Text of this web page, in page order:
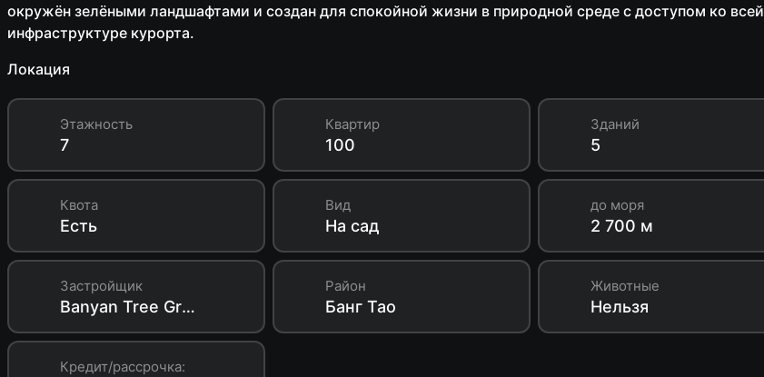
окружён зелёными ландшафтами и создан для спокойной жизни в природной среде с доступом ко всей
инфраструктуре курорта.
Локация
Этажность
7
Квартир
100
Зданий
5
Квота
Есть
Вид
На сад
до моря
2 700 м
Застройщик
Banyan Tree Group
Район
Банг Тао
Животные
Нельзя
Кредит/рассрочка: